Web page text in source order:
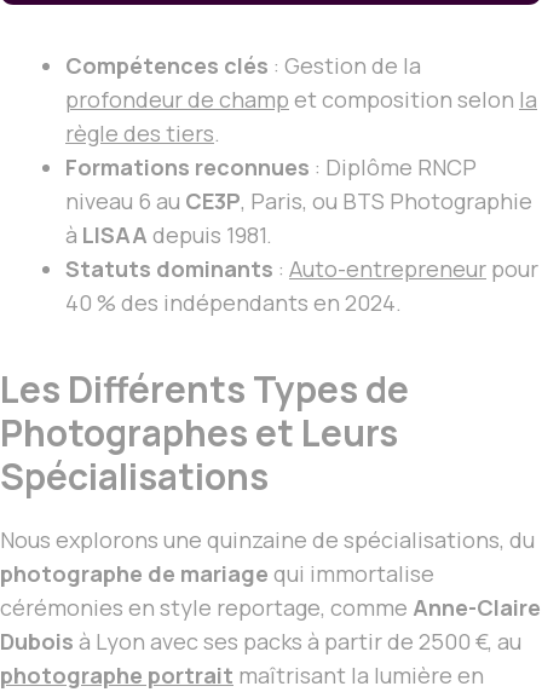
Compétences clés : Gestion de la
profondeur de champ et composition selon la
règle des tiers.
Formations reconnues : Diplôme RNCP
niveau 6 au CE3P, Paris, ou BTS Photographie
à LISAA depuis 1981.
Statuts dominants : Auto-entrepreneur pour
40 % des indépendants en 2024.
Les Différents Types de
Photographes et Leurs
Spécialisations
Nous explorons une quinzaine de spécialisations, du
photographe de mariage qui immortalise
cérémonies en style reportage, comme Anne-Claire
Dubois à Lyon avec ses packs à partir de 2500 €, au
photographe portrait maîtrisant la lumière en